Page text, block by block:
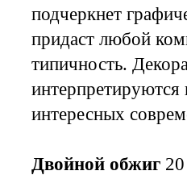
подчеркнет
придаст любой
типичность.
интерпретируются
интересных
Двойной обжиг